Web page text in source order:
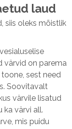
laud
siis oleks mõistlik
värvid on parema
sest need
Soovitavalt
värvile lisatud
ka värvi all.
mis puidu